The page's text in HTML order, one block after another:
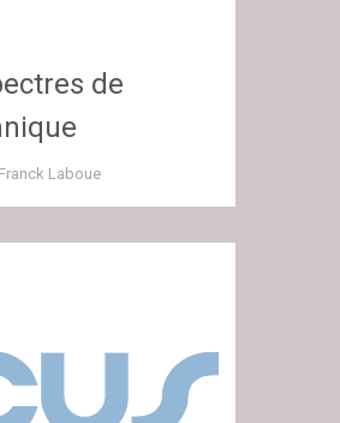
de
Franck Laboue